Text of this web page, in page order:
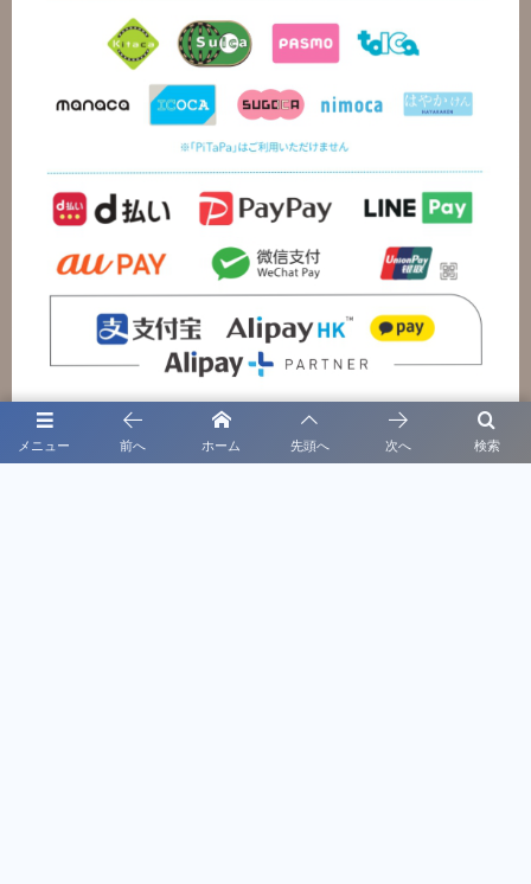
メニュー 検索
前へ ホーム 先頭へ 次へ